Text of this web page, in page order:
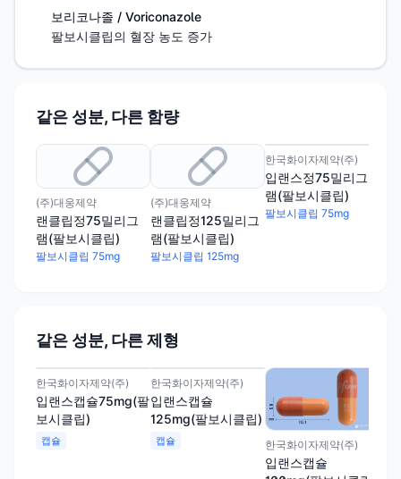
보리코나졸 / Voriconazole
팔보시클립의 혈장 농도 증가
같은 성분, 다른 함량
(주)대웅제약
랜클립정75밀리그
램(팔보시클립)
팔보시클립 75mg
(주)대웅제약
랜클립정125밀리그
램(팔보시클립)
팔보시클립 125mg
한국화이자제약(주)
입랜스정75밀리그
램(팔보시클립)
팔보시클립 75mg
같은 성분, 다른 제형
한국화이자제약(주)
입랜스캡슐75mg(팔
보시클립)
캡슐
한국화이자제약(주)
입랜스캡슐
125mg(팔보시클립)
캡슐 한국화이자제약(주)
입랜스캡슐